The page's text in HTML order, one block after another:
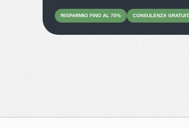
RISPARMIO FINO AL 70% CONSULENZA